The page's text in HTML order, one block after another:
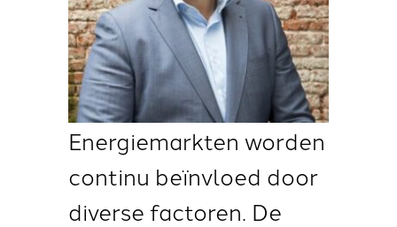
Energiemarkten worden
continu beïnvloed door
diverse factoren. De